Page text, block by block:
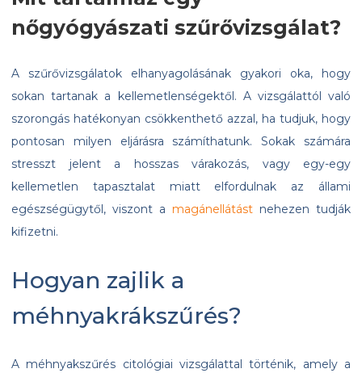
nőgyógyászati szűrővizsgálat?
A szűrővizsgálatok elhanyagolásának gyakori oka, hogy
sokan tartanak a kellemetlenségektől. A vizsgálattól való
szorongás hatékonyan csökkenthető azzal, ha tudjuk, hogy
pontosan milyen eljárásra számíthatunk. Sokak számára
stresszt jelent a hosszas várakozás, vagy egy-egy
kellemetlen tapasztalat miatt elfordulnak az állami
egészségügytől, viszont a magánellátást nehezen tudják
kifizetni.
Hogyan zajlik a
méhnyakrákszűrés?
A méhnyakszűrés citológiai vizsgálattal történik, amely a